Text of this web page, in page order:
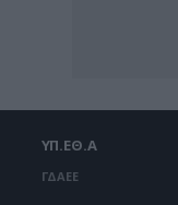
ΥΠ.ΕΘ.Α
ΓΔΑΕΕ